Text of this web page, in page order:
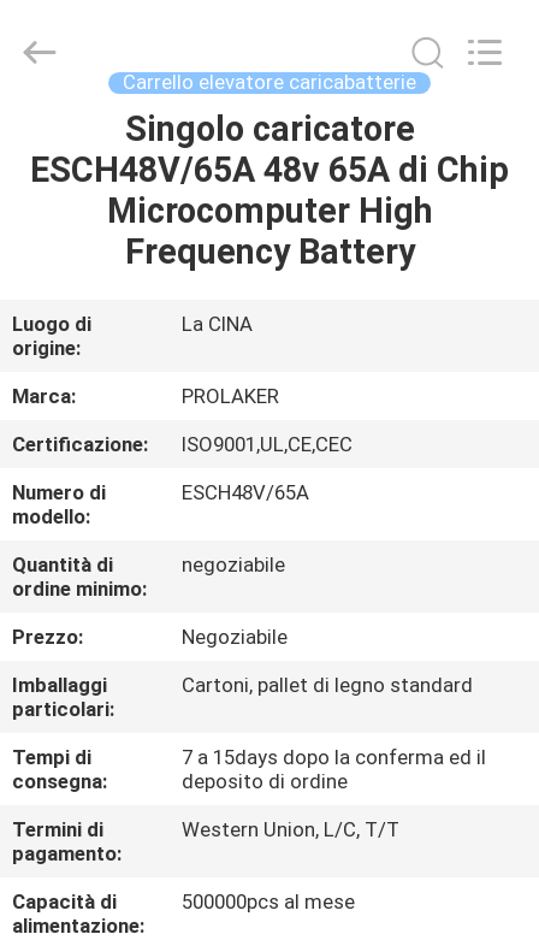
PRODOTTI
SIAMO
FATORY
TOUR
CONTROLLO
DI
QUALITÀ
CONTATTACI
NOTIZIE
MAPPA
DEL
SITO
LAKER
AUTOPARTS
Carrello elevatore caricabatterie
Singolo caricatore
ESCH48V/65A 48v 65A di Chip
Microcomputer High
Frequency Battery
Luogo di
origine:
La CINA
Marca:
PROLAKER
Certificazione:
ISO9001,UL,CE,CEC
Numero di
modello:
ESCH48V/65A
Quantità di
ordine minimo:
negoziabile
Prezzo:
Negoziabile
Imballaggi
particolari:
Cartoni, pallet di legno standard
Tempi di
consegna:
7 a 15days dopo la conferma ed il
deposito di ordine
Termini di
pagamento:
Western Union, L/C, T/T
Capacità di
alimentazione:
500000pcs al mese